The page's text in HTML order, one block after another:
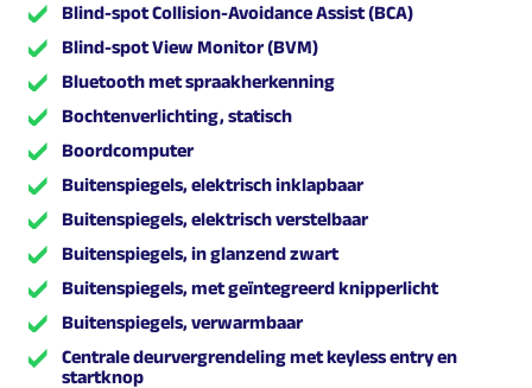
Blind-spot Collision-Avoidance Assist (BCA)
Blind-spot View Monitor (BVM)
Bluetooth met spraakherkenning
Bochtenverlichting, statisch
Boordcomputer
Buitenspiegels, elektrisch inklapbaar
Buitenspiegels, elektrisch verstelbaar
Buitenspiegels, in glanzend zwart
Buitenspiegels, met geïntegreerd knipperlicht
Buitenspiegels, verwarmbaar
Centrale deurvergrendeling met keyless entry en
startknop